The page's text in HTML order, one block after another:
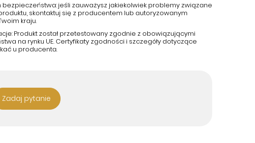
bezpieczeństwa: jeśli zauważysz jakiekolwiek problemy związane
skontaktuj się z producentem lub autoryzowanym
kraju.
Produkt został przetestowany zgodnie z obowiązującymi
na rynku UE. Certyfikaty zgodności i szczegóły dotyczące
u producenta.
Zadaj pytanie